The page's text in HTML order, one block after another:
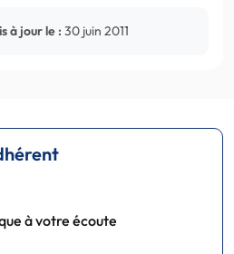
à jour le : 30 juin 2011
à votre écoute